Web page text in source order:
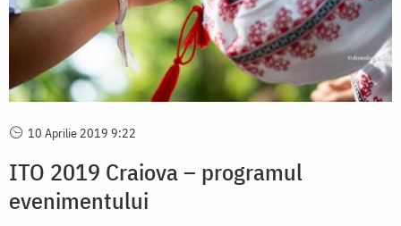
10 Aprilie 2019 9:22
ITO 2019 Craiova – programul
evenimentului